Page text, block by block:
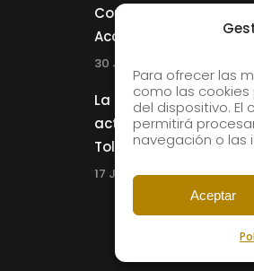
Para ofrecer las
como las
del dispositivo.
permitirá
navegación o las
Aceptar
Competition for Young
Accordionists
30 July, 2026
La Musikene Big Band
actuará junto a
Tolliver en el 61
17 July, 2026